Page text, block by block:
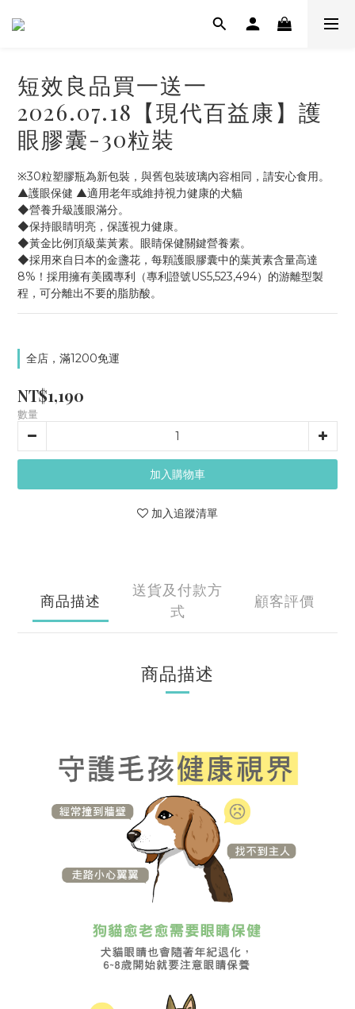
短效良品買一送一
2026.07.18【現代百益康】護
眼膠囊-30粒裝
※30粒塑膠瓶為新包裝，與舊包裝玻璃內容相同，請安心食用。
▲護眼保健 ▲適用老年或維持視力健康的犬貓
◆營養升級護眼滿分。
◆保持眼睛明亮，保護視力健康。
◆黃金比例頂級葉黃素。眼睛保健關鍵營養素。
◆採用來自日本的金盞花，每顆護眼膠囊中的葉黃素含量高達
8%！採用擁有美國專利（專利證號US5‚523‚494）的游離型製
程，可分離出不要的脂肪酸。
全店，滿1200免運
NT$1,190
數量
加入購物車
加入追蹤清單
商品描述
送貨及付款方
式
顧客評價
商品描述